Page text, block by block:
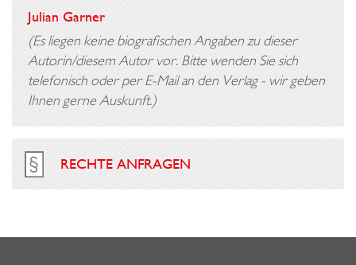
Julian Garner
(Es liegen keine biografischen Angaben zu dieser
Autorin/diesem Autor vor. Bitte wenden Sie sich
telefonisch oder per E-Mail an den Verlag - wir geben
Ihnen gerne Auskunft.)
RECHTE ANFRAGEN